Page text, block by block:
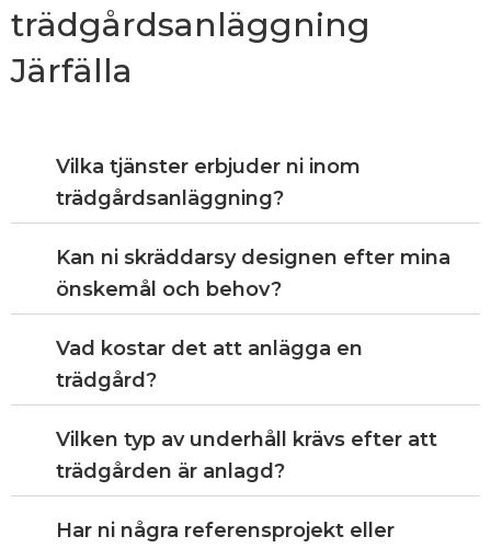
trädgårdsanläggning
Järfälla
Vilka tjänster erbjuder ni inom
trädgårdsanläggning?
Kan ni skräddarsy designen efter mina
önskemål och behov?
Vad kostar det att anlägga en
trädgård?
Vilken typ av underhåll krävs efter att
trädgården är anlagd?
Har ni några referensprojekt eller